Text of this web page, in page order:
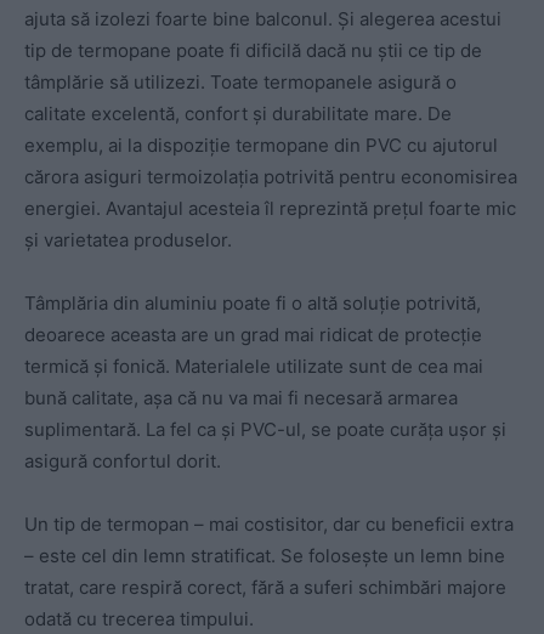
ajuta să izolezi foarte bine balconul. Și alegerea acestui
tip de termopane poate fi dificilă dacă nu știi ce tip de
tâmplărie să utilizezi. Toate termopanele asigură o
calitate excelentă, confort și durabilitate mare. De
exemplu, ai la dispoziție termopane din PVC cu ajutorul
cărora asiguri termoizolația potrivită pentru economisirea
energiei. Avantajul acesteia îl reprezintă prețul foarte mic
și varietatea produselor.
Tâmplăria din aluminiu poate fi o altă soluție potrivită,
deoarece aceasta are un grad mai ridicat de protecție
termică și fonică. Materialele utilizate sunt de cea mai
bună calitate, așa că nu va mai fi necesară armarea
suplimentară. La fel ca și PVC-ul, se poate curăța ușor și
asigură confortul dorit.
Un tip de termopan – mai costisitor, dar cu beneficii extra
– este cel din lemn stratificat. Se folosește un lemn bine
tratat, care respiră corect, fără a suferi schimbări majore
odată cu trecerea timpului.